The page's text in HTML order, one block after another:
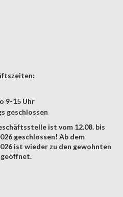
9-15 Uhr
geschlossen
ist vom 12.08. bis
geschlossen! Ab dem
ist wieder zu den gewohnten